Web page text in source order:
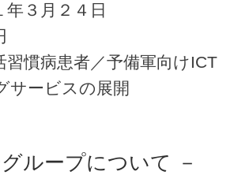
３月２４日
習慣病患者／予備軍向けICT
サービスの展開
ループについて －